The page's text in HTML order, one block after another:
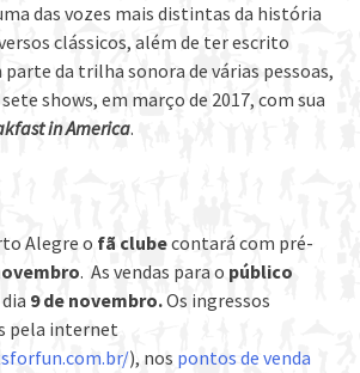
das vozes mais distintas da história
clássicos, além de ter escrito
parte da trilha sonora de várias pessoas,
shows, em março de 2017, com sua
in America.
Alegre o fã clubecontará com pré-
. As vendas para o público
9 de novembro.Os ingressos
pela internet
br/), nos pontos de venda